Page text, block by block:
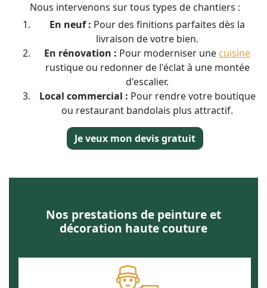
Nous intervenons sur tous types de chantiers :
En neuf : Pour des finitions parfaites dès la
livraison de votre bien.
En rénovation : Pour moderniser une cuisine
rustique ou redonner de l'éclat à une montée
d'escalier.
Local commercial : Pour rendre votre boutique
ou restaurant bandolais plus attractif.
Je veux mon devis gratuit
Nos prestations de peinture et
décoration haute couture